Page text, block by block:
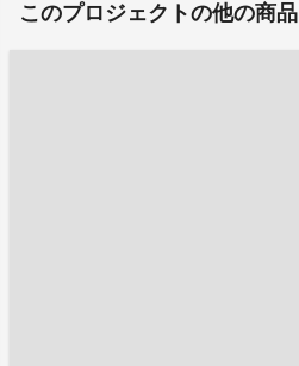
このプロジェクトの他の商品